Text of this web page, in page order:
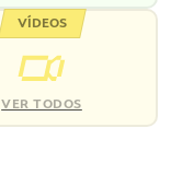
VÍDEOS
VER TODOS